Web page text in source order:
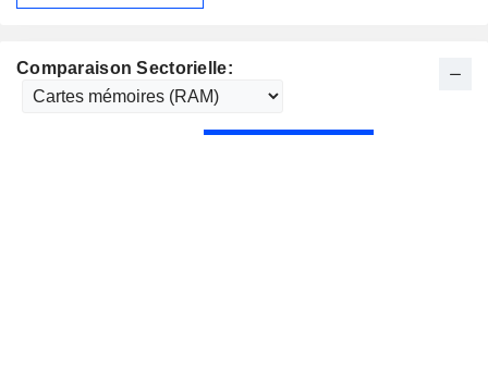
Comparaison Sectorielle: